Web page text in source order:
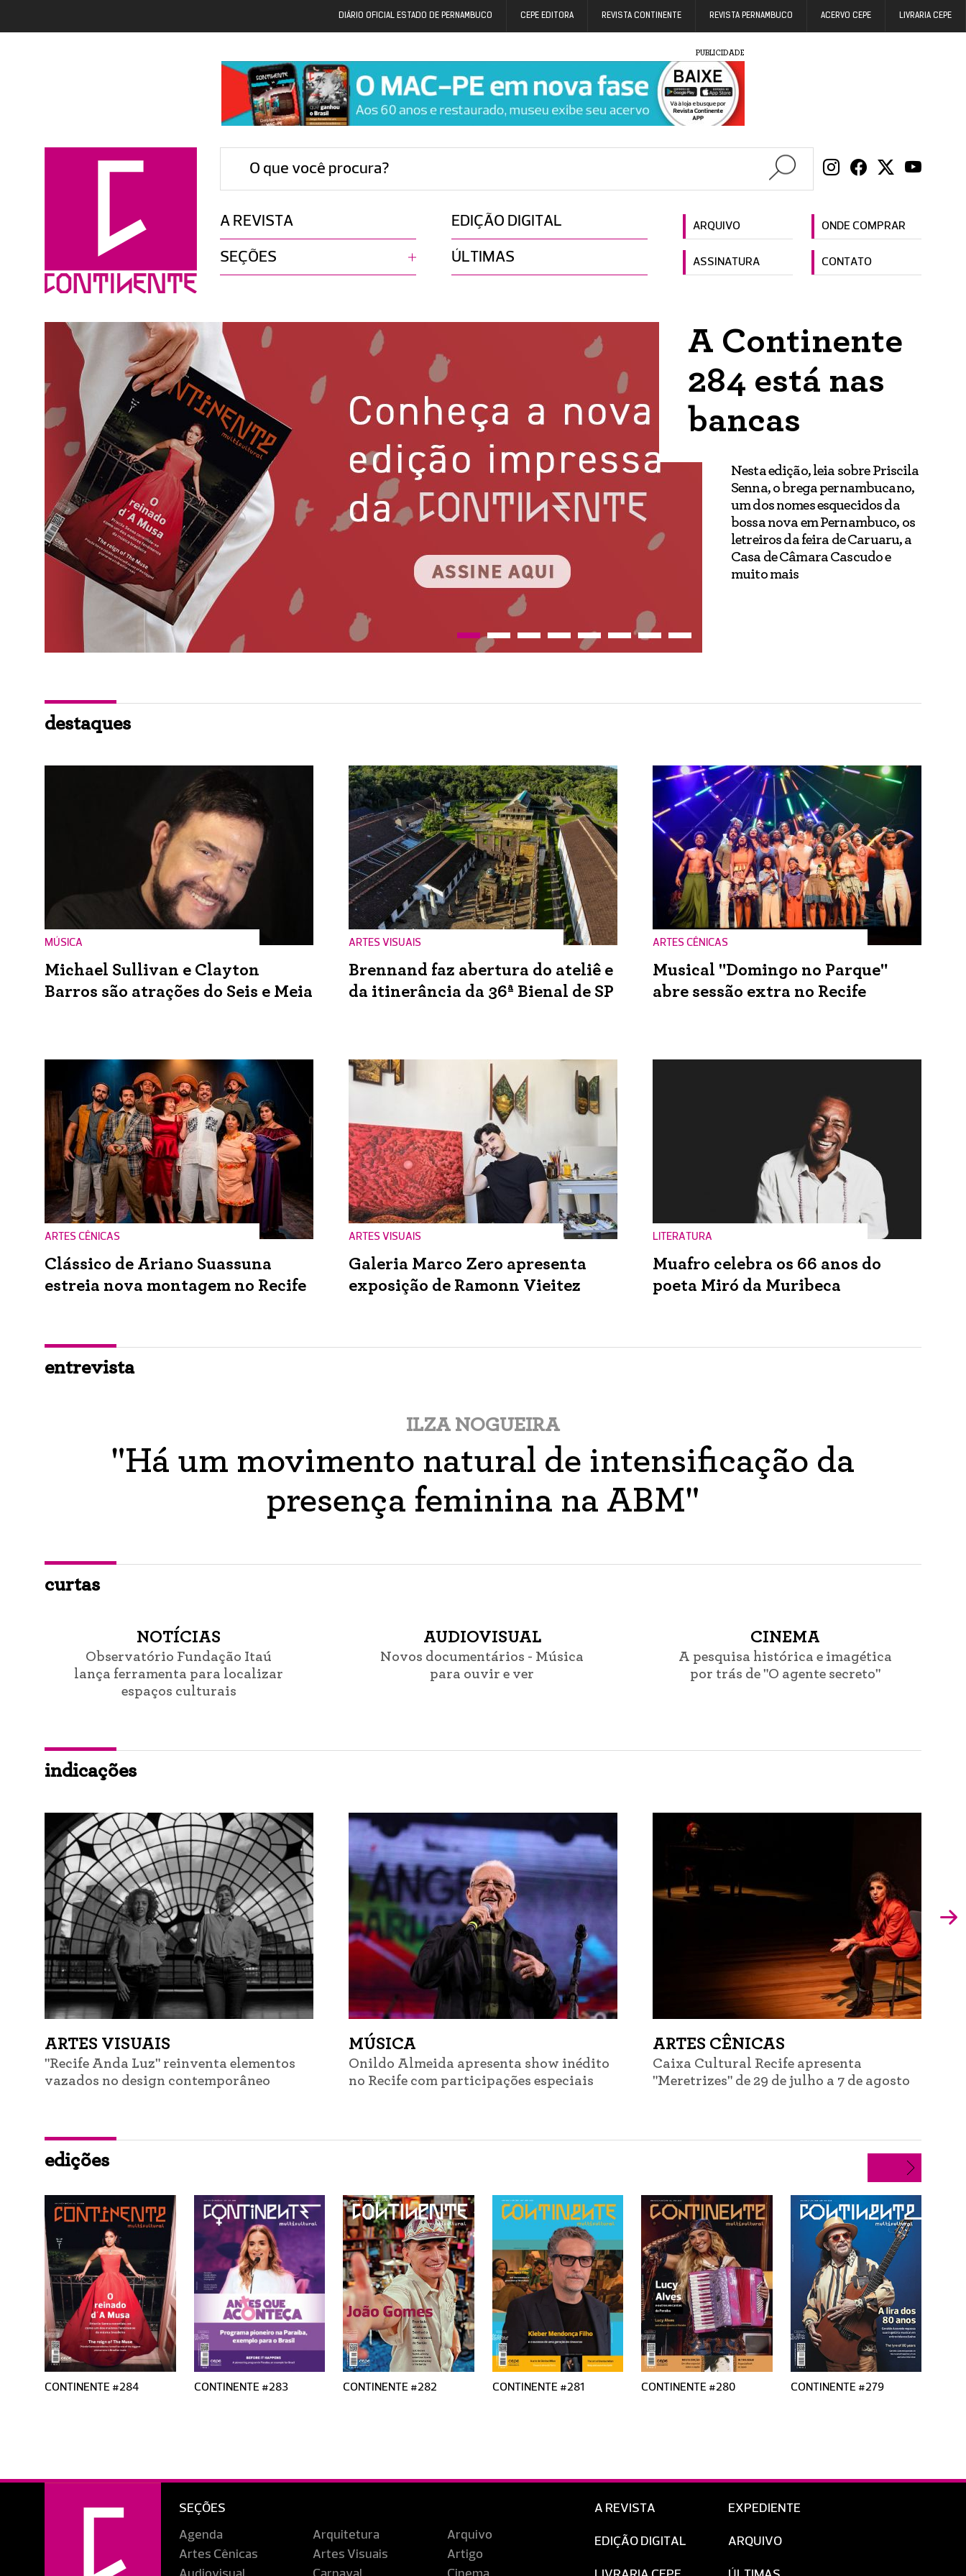
DIÁRIO OFICIAL ESTADO DE PERNAMBUCO CEPE EDITORA REVISTA CONTINENTE REVISTA PERNAMBUCO ACERVO CEPE LIVRARIA CEPE
PUBLICIDADE
O que você procura?
A REVISTA EDIÇÃO DIGITAL ARQUIVO ONDE COMPRAR
SEÇÕES ÚLTIMAS ASSINATURA CONTATO
A Continente
284 está nas
bancas
Nesta edição, leia sobre Priscila
Senna, o brega pernambucano,
um dos nomes esquecidos da
bossa nova em Pernambuco, os
letreiros da feira de Caruaru, a
Casa de Câmara Cascudo e
muito mais
destaques
MÚSICA
Michael Sullivan e Clayton
Barros são atrações do Seis e Meia
ARTES VISUAIS
Brennand faz abertura do ateliê e
da itinerância da 36ª Bienal de SP
ARTES CÊNICAS
Musical "Domingo no Parque"
abre sessão extra no Recife
ARTES CÊNICAS
Clássico de Ariano Suassuna
estreia nova montagem no Recife
ARTES VISUAIS
Galeria Marco Zero apresenta
exposição de Ramonn Vieitez
LITERATURA
Muafro celebra os 66 anos do
poeta Miró da Muribeca
entrevista
ILZA NOGUEIRA
"Há um movimento natural de intensificação da
presença feminina na ABM"
curtas
NOTÍCIAS
Observatório Fundação Itaú
lança ferramenta para localizar
espaços culturais
AUDIOVISUAL
Novos documentários - Música
para ouvir e ver
CINEMA
A pesquisa histórica e imagética
por trás de "O agente secreto"
indicações
ARTES VISUAIS
"Recife Anda Luz" reinventa elementos
vazados no design contemporâneo
MÚSICA
Onildo Almeida apresenta show inédito
no Recife com participações especiais
ARTES CÊNICAS
Caixa Cultural Recife apresenta
"Meretrizes" de 29 de julho a 7 de agosto
edições
CONTINENTE #284 CONTINENTE #283 CONTINENTE #282 CONTINENTE #281 CONTINENTE #280 CONTINENTE #279
SEÇÕES
Agenda Arquitetura
Arquivo
Artes Cênicas
Artes Visuais
Artigo
A REVISTA
EDIÇÃO DIGITAL
EXPEDIENTE
ARQUIVO